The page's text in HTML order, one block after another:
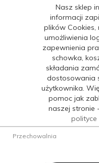
Nasz sklep
informacji
plików Cookies,
umożliwienia
zapewnienia
schowka,
składania
dostosowania
użytkownika.
pomoc jak
naszej stronie
polityce
Przechowalnia